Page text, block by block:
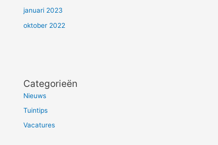
januari 2023
oktober 2022
Categorieën
Nieuws
Tuintips
Vacatures